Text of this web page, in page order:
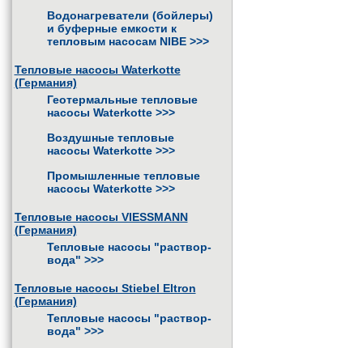
Водонагреватели (бойлеры)
и буферные емкости к
тепловым насосам NIBE >>>
Тепловые насосы Waterkotte
(Германия)
Геотермальные тепловые
насосы Waterkotte >>>
Воздушные тепловые
насосы Waterkotte >>>
Промышленные тепловые
насосы Waterkotte >>>
Тепловые насосы VIESSMANN
(Германия)
Тепловые насосы "раствор-
вода" >>>
Тепловые насосы Stiebel Eltron
(Германия)
Тепловые насосы "раствор-
вода" >>>